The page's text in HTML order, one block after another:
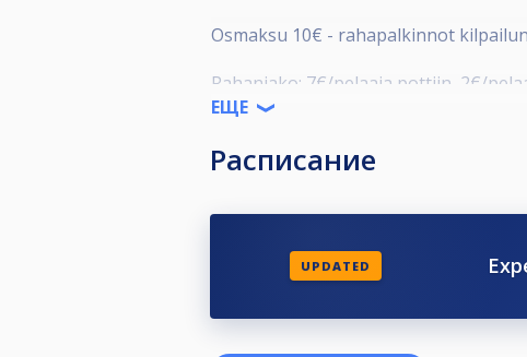
Osmaksu 10€ - rahapalkinnot
Rahanjako: 7€/pelaaja pottiin, 2€/
Talvikauden päätteeksi pelataan
Yhteystiedot: Julia /
045 6197730
ЕЩЕ
Расписание
UPDATED